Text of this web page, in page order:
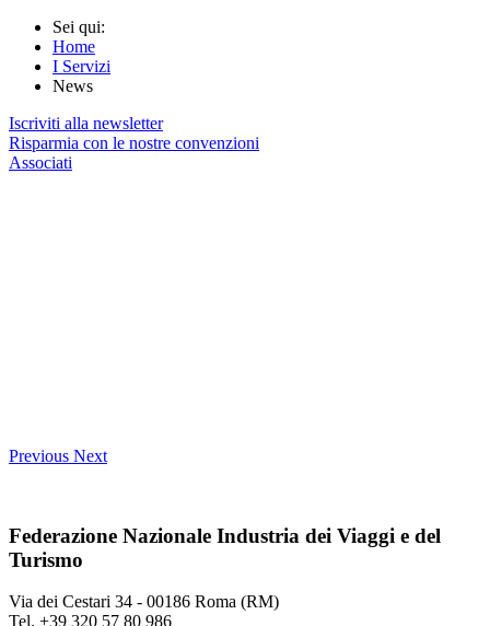
Sei qui:
Home
I Servizi
News
Iscriviti alla newsletter
Risparmia con le nostre convenzioni
Associati
Previous Next
Federazione Nazionale Industria dei Viaggi e del
Turismo
Via dei Cestari 34 - 00186 Roma (RM)
Tel. +39 320 57 80 986